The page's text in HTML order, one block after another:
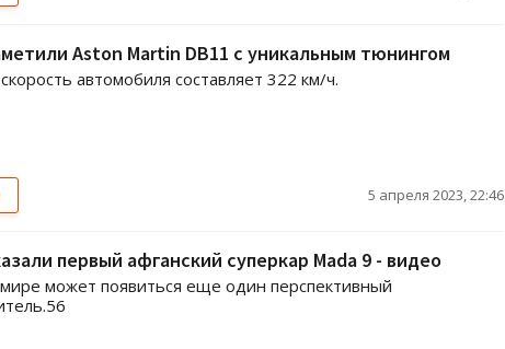
Aston Martin DB11 с уникальным тюнингом
автомобиля составляет 322 км/ч.
5 апреля 2023, 22:46
первый афганский суперкар Mada 9 - видео
может появиться еще один перспективный